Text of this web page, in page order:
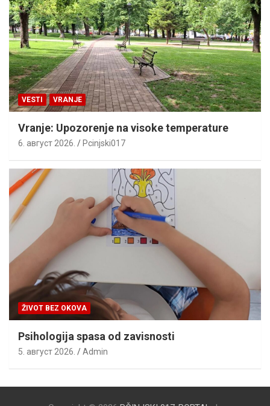
VESTI VRANJE
Vranje: Upozorenje na visoke temperature
6. август 2026. Pcinjski017
ŽIVOT BEZ OKOVA
Psihologija spasa od zavisnosti
5. август 2026. Admin